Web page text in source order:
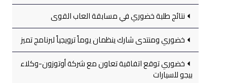
نتائج طلبة خضوري في مسابقة العاب القوى
خضوري ومنتدى شارك ينظمان يوماً ترويجياً لبرنامج تميز
خضوري توقع اتفاقية تعاون مع شركة أوتوزون-وكلاء
بيجو للسيارات